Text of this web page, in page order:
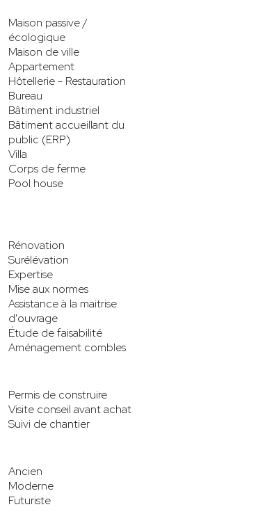
Maison passive /
écologique
Maison de ville
Appartement
Hôtellerie - Restauration
Bureau
Bâtiment industriel
Bâtiment accueillant du
public (ERP)
Villa
Corps de ferme
Pool house
Rénovation
Surélévation
Expertise
Mise aux normes
Assistance à la maitrise
d'ouvrage
Étude de faisabilité
Aménagement combles
Permis de construire
Visite conseil avant achat
Suivi de chantier
Ancien
Moderne
Futuriste